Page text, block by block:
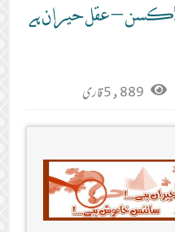
– عقل حیران ہے
5,889 قاری